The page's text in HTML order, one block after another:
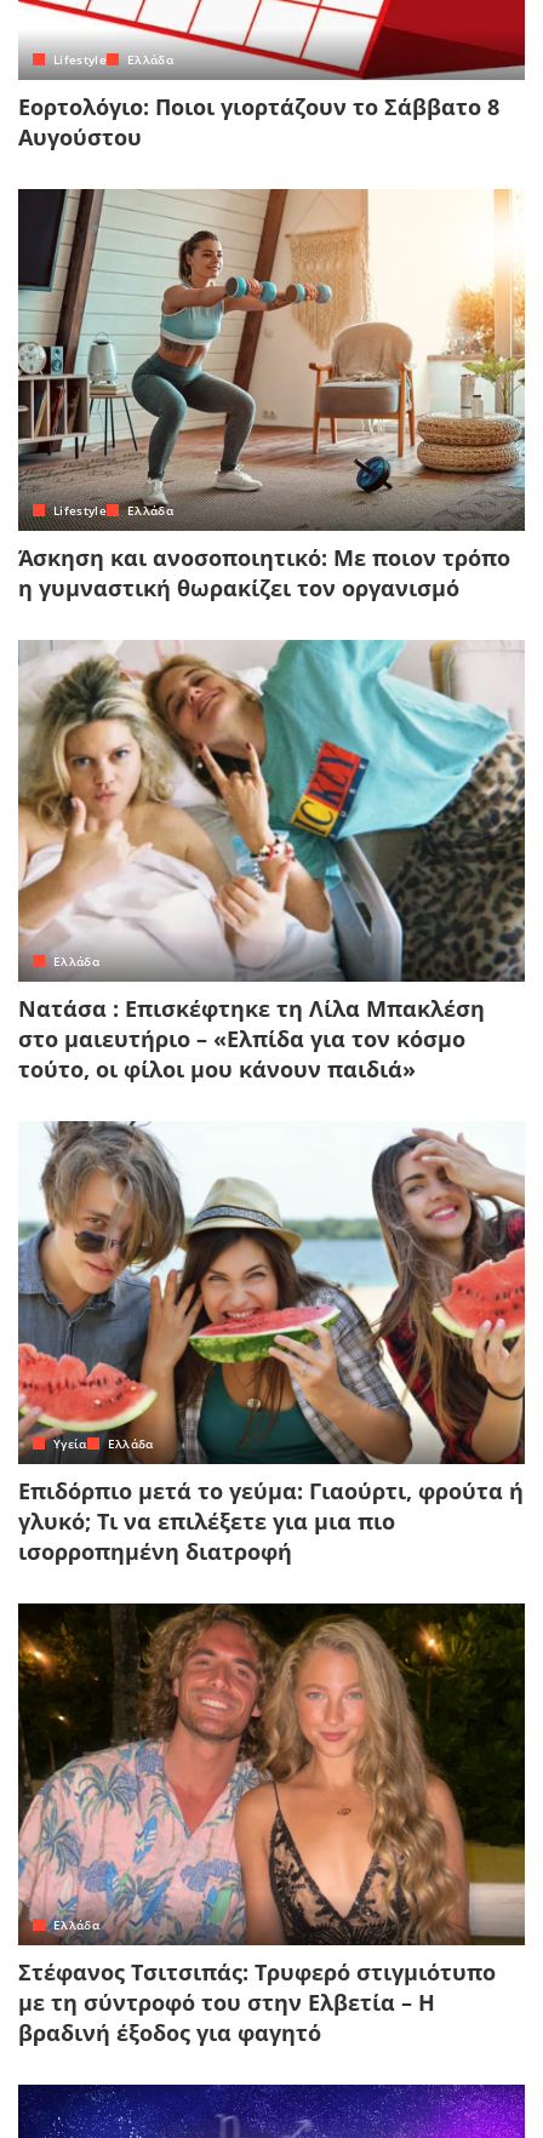
Lifestyle Ελλάδα
Εορτολόγιο: Ποιοι γιορτάζουν το Σάββατο 8
Αυγούστου
Lifestyle Ελλάδα
Άσκηση και ανοσοποιητικό: Με ποιον τρόπο
η γυμναστική θωρακίζει τον οργανισμό
Ελλάδα
Νατάσα : Επισκέφτηκε τη Λίλα Μπακλέση
στο μαιευτήριο – «Ελπίδα για τον κόσμο
τούτο, οι φίλοι μου κάνουν παιδιά»
Yγεία Ελλάδα
Επιδόρπιο μετά το γεύμα: Γιαούρτι, φρούτα ή
γλυκό; Τι να επιλέξετε για μια πιο
ισορροπημένη διατροφή
Ελλάδα
Στέφανος Τσιτσιπάς: Τρυφερό στιγμιότυπο
με τη σύντροφό του στην Ελβετία – Η
βραδινή έξοδος για φαγητό